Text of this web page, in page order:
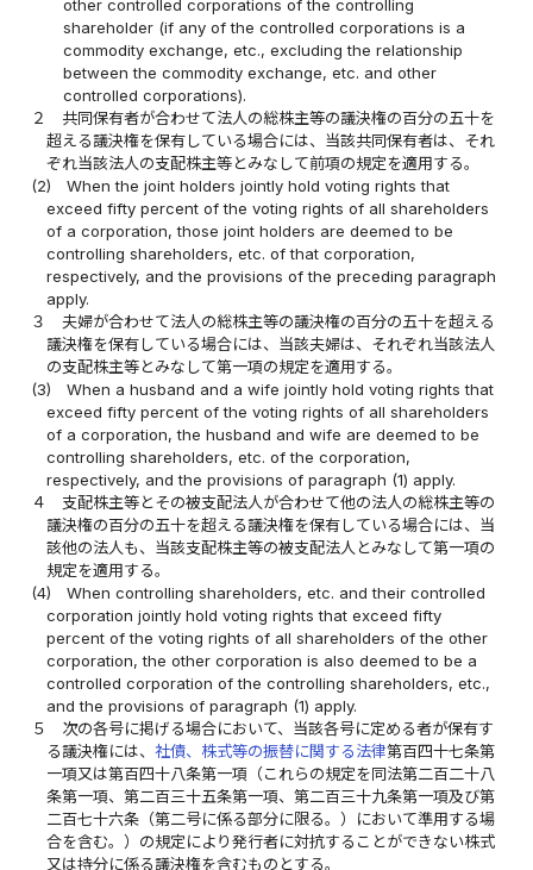
other controlled corporations of the controlling
shareholder (if any of the controlled corporations is a
commodity exchange, etc., excluding the relationship
between the commodity exchange, etc. and other
controlled corporations).
２
共同保有者が合わせて法人の総株主等の議決権の百分の五十を
超える議決権を保有している場合には、当該共同保有者は、それ
ぞれ当該法人の支配株主等とみなして前項の規定を適用する。
(2)
When the joint holders jointly hold voting rights that
exceed fifty percent of the voting rights of all shareholders
of a corporation, those joint holders are deemed to be
controlling shareholders, etc. of that corporation,
respectively, and the provisions of the preceding paragraph
apply.
３
夫婦が合わせて法人の総株主等の議決権の百分の五十を超える
議決権を保有している場合には、当該夫婦は、それぞれ当該法人
の支配株主等とみなして第一項の規定を適用する。
(3)
When a husband and a wife jointly hold voting rights that
exceed fifty percent of the voting rights of all shareholders
of a corporation, the husband and wife are deemed to be
controlling shareholders, etc. of the corporation,
respectively, and the provisions of paragraph (1) apply.
４
支配株主等とその被支配法人が合わせて他の法人の総株主等の
議決権の百分の五十を超える議決権を保有している場合には、当
該他の法人も、当該支配株主等の被支配法人とみなして第一項の
規定を適用する。
(4)
When controlling shareholders, etc. and their controlled
corporation jointly hold voting rights that exceed fifty
percent of the voting rights of all shareholders of the other
corporation, the other corporation is also deemed to be a
controlled corporation of the controlling shareholders, etc.,
and the provisions of paragraph (1) apply.
５
次の各号に掲げる場合において、当該各号に定める者が保有す
る議決権には、社債、株式等の振替に関する法律第百四十七条第
一項又は第百四十八条第一項（これらの規定を同法第二百二十八
条第一項、第二百三十五条第一項、第二百三十九条第一項及び第
二百七十六条（第二号に係る部分に限る。）において準用する場
合を含む。）の規定により発行者に対抗することができない株式
又は持分に係る議決権を含むものとする。